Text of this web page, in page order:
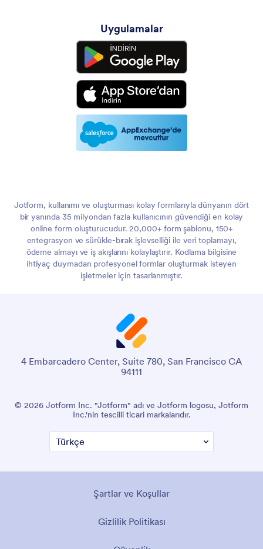
Uygulamalar
Jotform, kullanımı ve oluşturması kolay formlarıyla dünyanın dört
bir yanında 35 milyondan fazla kullanıcının güvendiği en kolay
online form oluşturucudur. 20,000+ form şablonu, 150+
entegrasyon ve sürükle-bırak işlevselliği ile veri toplamayı,
ödeme almayı ve iş akışlarını kolaylaştırır. Kodlama bilgisine
ihtiyaç duymadan profesyonel formlar oluşturmak isteyen
işletmeler için tasarlanmıştır.
4 Embarcadero Center, Suite 780, San Francisco CA
94111
© 2026 Jotform Inc. "Jotform" adı ve Jotform logosu, Jotform
Inc.'nin tescilli ticari markalarıdır.
Şartlar ve Koşullar
Gizlilik Politikası